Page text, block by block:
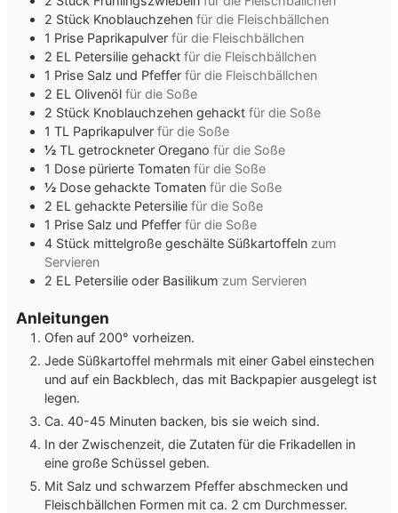
2 Stück Knoblauchzehen für die Fleischbällchen
1 Prise Paprikapulver für die Fleischbällchen
2 EL Petersilie gehackt für die Fleischbällchen
1 Prise Salz und Pfeffer für die Fleischbällchen
2 EL Olivenöl für die Soße
2 Stück Knoblauchzehen gehackt für die Soße
1 TL Paprikapulver für die Soße
½ TL getrockneter Oregano für die Soße
1 Dose pürierte Tomaten für die Soße
½ Dose gehackte Tomaten für die Soße
2 EL gehackte Petersilie für die Soße
1 Prise Salz und Pfeffer für die Soße
4 Stück mittelgroße geschälte Süßkartoffeln zum
Servieren
2 EL Petersilie oder Basilikum zum Servieren
Anleitungen
Ofen auf 200° vorheizen.
Jede Süßkartoffel mehrmals mit einer Gabel einstechen
und auf ein Backblech, das mit Backpapier ausgelegt ist
legen.
Ca. 40-45 Minuten backen, bis sie weich sind.
In der Zwischenzeit, die Zutaten für die Frikadellen in
eine große Schüssel geben.
Mit Salz und schwarzem Pfeffer abschmecken und
Fleischbällchen Formen mit ca. 2 cm Durchmesser.